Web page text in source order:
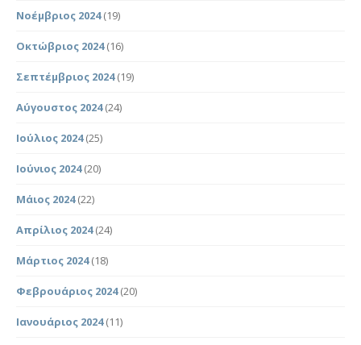
Νοέμβριος 2024(19)
Οκτώβριος 2024(16)
Σεπτέμβριος 2024(19)
Αύγουστος 2024(24)
Ιούλιος 2024(25)
Ιούνιος 2024(20)
Μάιος 2024(22)
Απρίλιος 2024(24)
Μάρτιος 2024(18)
Φεβρουάριος 2024(20)
Ιανουάριος 2024(11)